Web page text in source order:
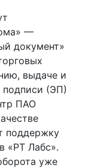
—
документ»
выдаче и
подписи (ЭП)
ПАО
поддержку
«РТ Лабс».
уже